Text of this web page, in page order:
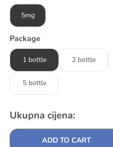
5mg
Package
1 bottle 2 bottle
5 bottle
Ukupna cijena:
ADD TO CART